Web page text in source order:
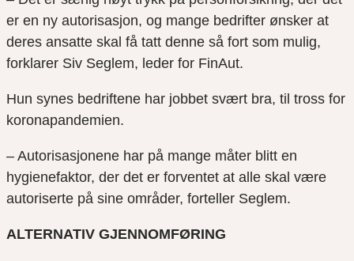
er en ny autorisasjon, og mange bedrifter ønsker at
deres ansatte skal få tatt denne så fort som mulig,
forklarer Siv Seglem, leder for FinAut.
Hun synes bedriftene har jobbet svært bra, til tross for
koronapandemien.
– Autorisasjonene har på mange måter blitt en
hygienefaktor, der det er forventet at alle skal være
autoriserte på sine områder, forteller Seglem.
ALTERNATIV GJENNOMFØRING